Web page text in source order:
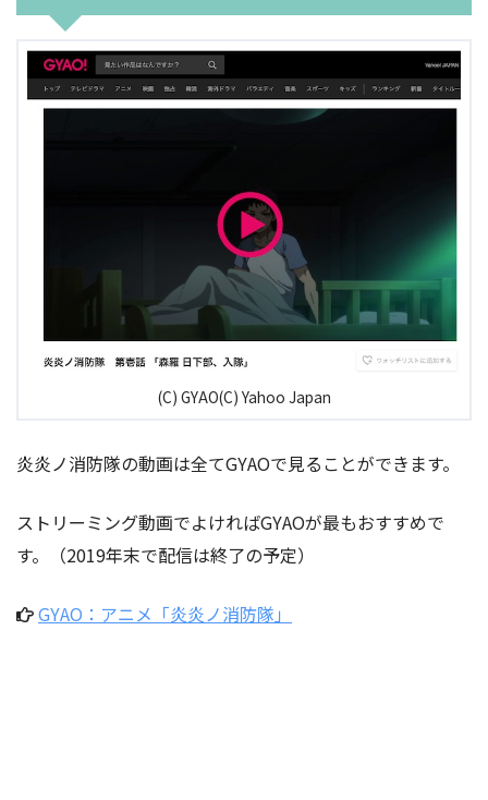
(C) GYAO(C) Yahoo Japan
炎炎ノ消防隊の動画は全てGYAOで見ることができます。
ストリーミング動画でよければGYAOが最もおすすめで
す。（2019年末で配信は終了の予定）
GYAO：アニメ「炎炎ノ消防隊」